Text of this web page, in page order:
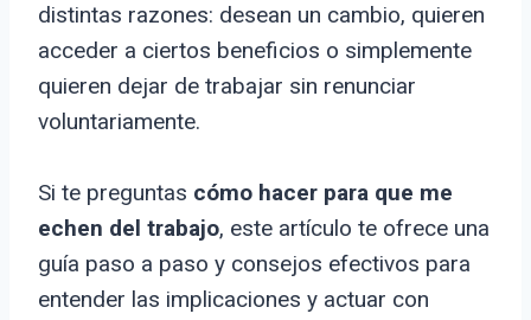
distintas razones: desean un cambio, quieren
acceder a ciertos beneficios o simplemente
quieren dejar de trabajar sin renunciar
voluntariamente.
Si te preguntas cómo hacer para que me
echen del trabajo, este artículo te ofrece una
guía paso a paso y consejos efectivos para
entender las implicaciones y actuar con